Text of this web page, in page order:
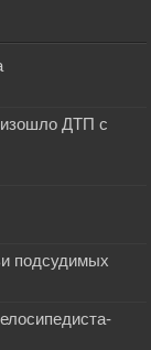
ДТП с
подсудимых